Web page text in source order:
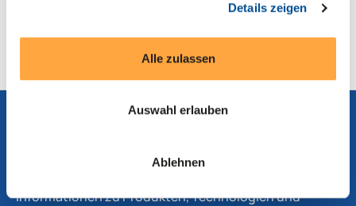
Details zeigen
Alle zulassen
Auswahl erlauben
Ablehnen
FFT-Analysator
Informationen zu Produkten, Technologien und